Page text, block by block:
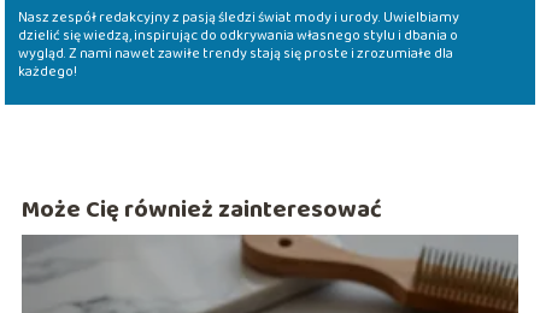
Nasz zespół redakcyjny z pasją śledzi świat mody i urody. Uwielbiamy
dzielić się wiedzą, inspirując do odkrywania własnego stylu i dbania o
wygląd. Z nami nawet zawiłe trendy stają się proste i zrozumiałe dla
każdego!
Może Cię również zainteresować